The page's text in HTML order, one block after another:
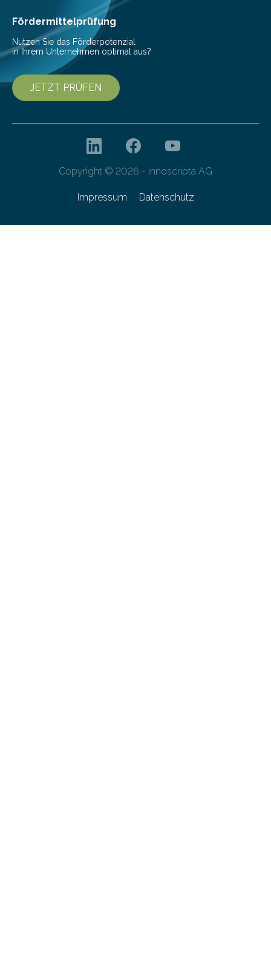
Cyberagentur ihren 5. Geburtstag. Zahlreiche Gäste…
Fördermittelprüfung
Nutzen Sie das Förderpotenzial
in Ihrem Unternehmen optimal aus?
JETZT PRÜFEN
Copyright © 2026 - innoscripta AG
Impressum Datenschutz